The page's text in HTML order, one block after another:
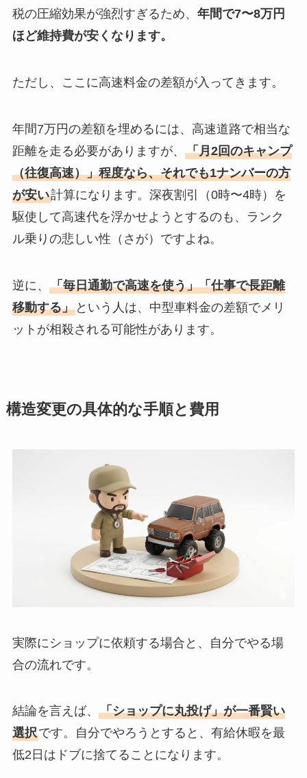
税の圧縮効果が強烈すぎるため、 年間で7〜8万円
ほど維持費が安くなります。
ただし、ここに高速料金の差額が入ってきます。
年間7万円の差額を埋めるには、高速道路で相当な
距離を走る必要がありますが、 「月2回のキャンプ
（往復高速）」程度なら、それでも1ナンバーの方
が安い計算になります。深夜割引（0時〜4時）を
駆使して高速代を浮かせようとするのも、ランク
ル乗りの悲しい性（さが）ですよね。
逆に、 「毎日通勤で高速を使う」「仕事で長距離
移動する」という人は、中型車料金の差額でメリ
ットが相殺される可能性があります。
構造変更の具体的な手順と費用
実際にショップに依頼する場合と、自分でやる場
合の流れです。
結論を言えば、 「ショップに丸投げ」が一番賢い
選択です。自分でやろうとすると、有給休暇を最
低2日はドブに捨てることになります。